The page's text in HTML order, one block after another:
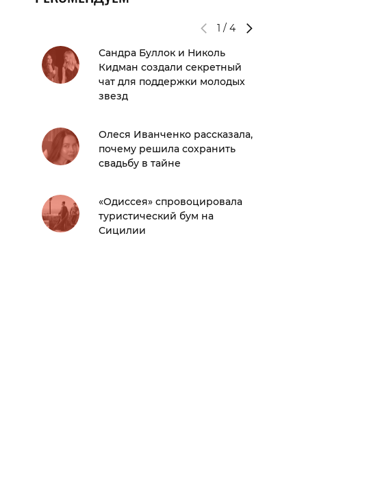
1 /4
Сандра Буллок и Николь
Кидман создали секретный
чат для поддержки молодых
звезд
Олеся Иванченко рассказала,
почему решила сохранить
свадьбу в тайне
«Одиссея» спровоцировала
туристический бум на
Сицилии